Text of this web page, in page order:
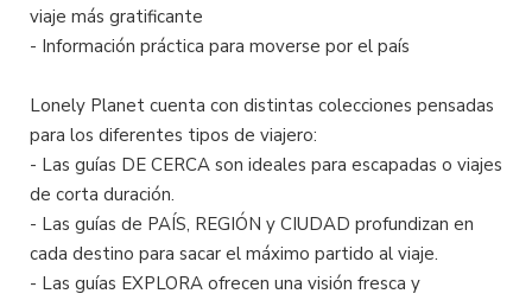
viaje más gratificante
- Información práctica para moverse por el país
Lonely Planet cuenta con distintas colecciones pensadas
para los diferentes tipos de viajero:
- Las guías DE CERCA son ideales para escapadas o viajes
de corta duración.
- Las guías de PAÍS, REGIÓN y CIUDAD profundizan en
cada destino para sacar el máximo partido al viaje.
- Las guías EXPLORA ofrecen una visión fresca y